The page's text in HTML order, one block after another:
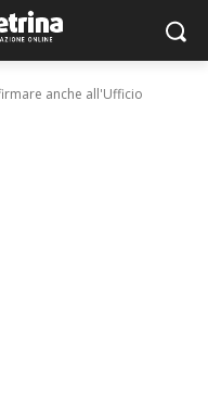
anche all'Ufficio